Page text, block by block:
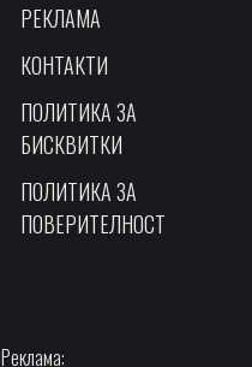
РЕКЛАМА
КОНТАКТИ
ПОЛИТИКА ЗА
БИСКВИТКИ
ПОЛИТИКА ЗА
ПОВЕРИТЕЛНОСТ
Реклама: